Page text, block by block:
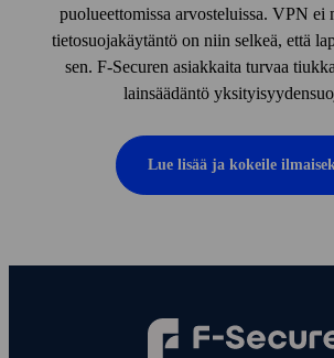
puolueettomissa arvosteluissa. VPN ei
tietosuojakäytäntö on niin selkeä, että
sen. F‑Securen asiakkaita turvaa
lainsäädäntö
Lue lisää ja kokeile